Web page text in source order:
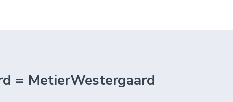
= MetierWestergaard